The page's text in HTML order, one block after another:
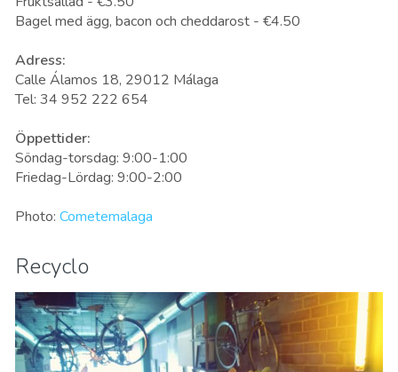
Bagel med ägg, bacon och cheddarost - €4.50
Adress:
Calle Álamos 18, 29012 Málaga
Tel: 34 952 222 654
Öppettider:
Söndag-torsdag: 9:00-1:00
Friedag-Lördag: 9:00-2:00
Photo: Cometemalaga
Recyclo